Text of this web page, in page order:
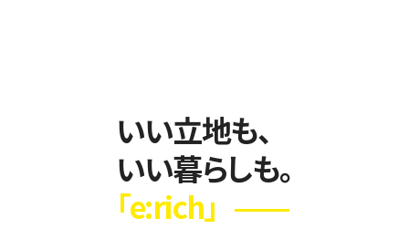
いい立地も、
いい暮らしも。
「e:rich」